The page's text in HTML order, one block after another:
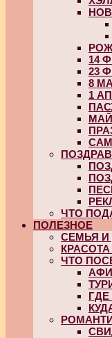
14
23
8
1
ЧТО
ПОЛЕЗНОЕ
СЕМЬЯ И
ЧТО